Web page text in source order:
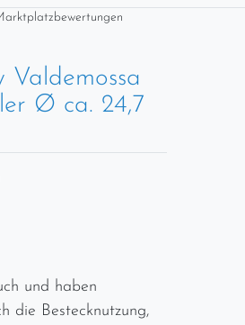
Valdemossa
Ø ca. 24,7
und haben
die Bestecknutzung,